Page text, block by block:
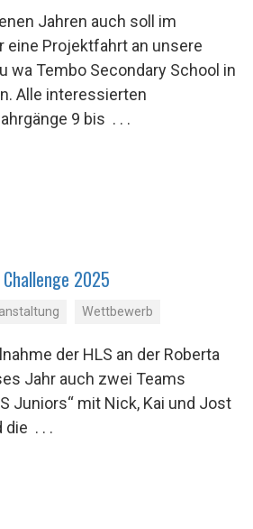
Jahren auch soll im
eine Projektfahrt an unsere
wa Tembo Secondary School in
Alle interessierten
9 bis . . .
2025
Wettbewerb
der HLS an der Roberta
Jahr auch zwei Teams
Juniors“ mit Nick, Kai und Jost
die . . .